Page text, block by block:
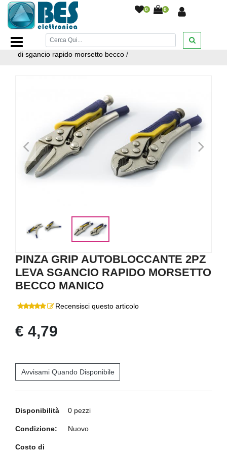
0 0
Home Page/BRICOLAGE E FERRAMENTA
UTENSILI
MANUALI /Set 2PZ pinza grip mini autobloccante con leva
di sgancio rapido morsetto becco /
< >
PINZA GRIP AUTOBLOCCANTE 2PZ
LEVA SGANCIO RAPIDO MORSETTO
BECCO MANICO
Recensisci questo articolo
€ 4,79
Avvisami Quando Disponibile
Disponibilità 0 pezzi
Condizione: Nuovo
Costo di